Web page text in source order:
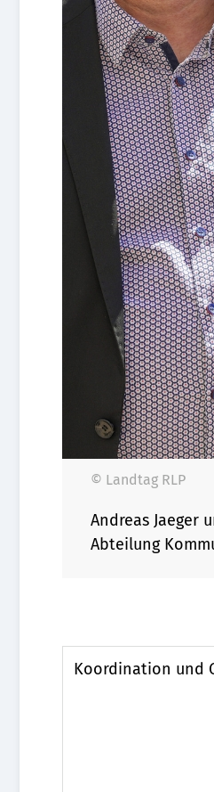
© Landtag RLP
Andreas Jaeger
Abteilung
Koordination und